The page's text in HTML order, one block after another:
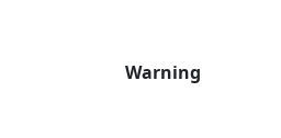
Warning